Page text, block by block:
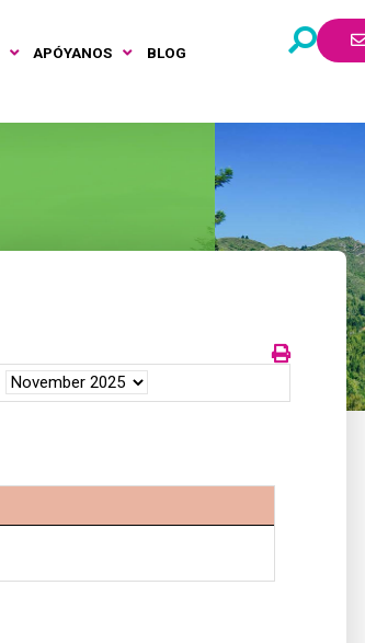
APÓYANOS BLOG